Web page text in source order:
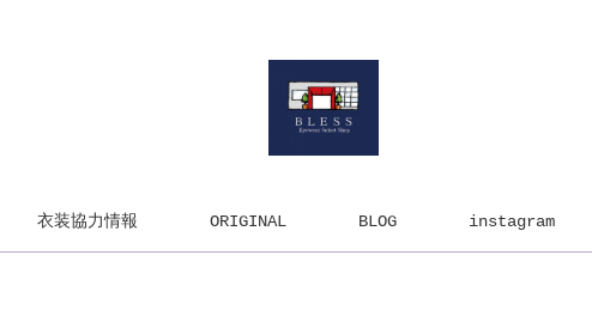
衣装協力情報 ORIGINAL BLOG instagram